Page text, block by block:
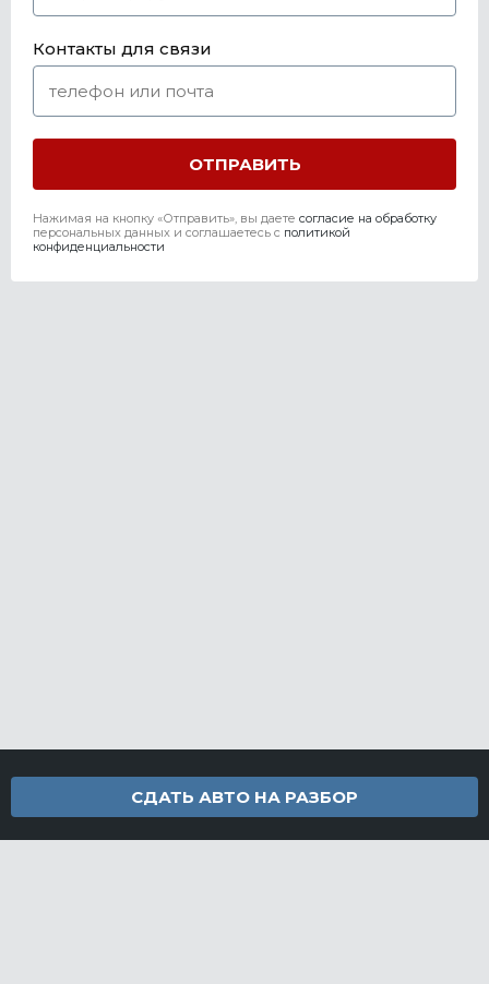
Контакты для связи
Нажимая на кнопку «Отправить», вы даете согласие на обработку
персональных данных и соглашаетесь c политикой
конфиденциальности
СДАТЬ АВТО НА РАЗБОР